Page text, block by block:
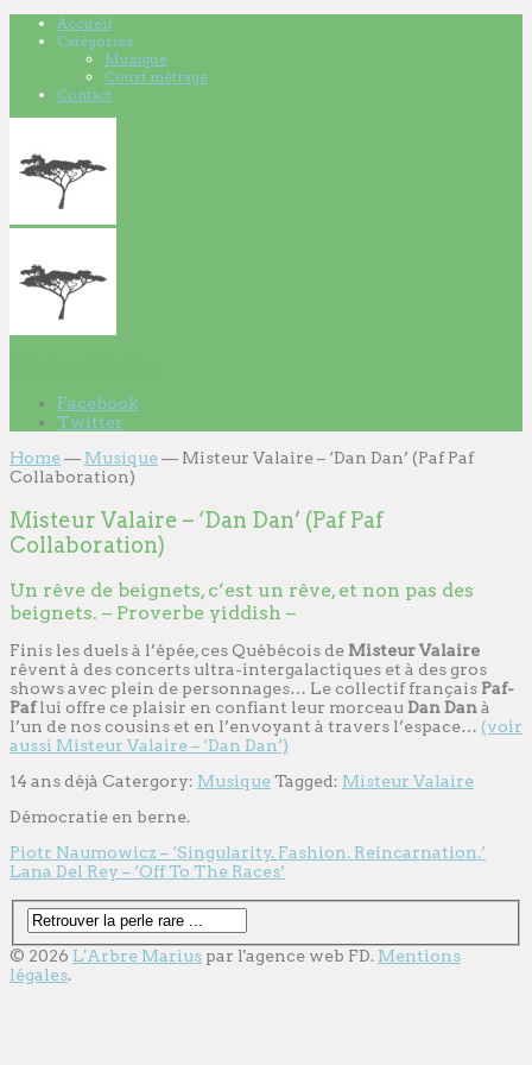
Accueil
Catégories
Musique
Court métrage
Contact
Facebook
Twitter
Home— Musique— Misteur Valaire – ‘Dan Dan’ (Paf Paf
Collaboration)
Misteur Valaire – ‘Dan Dan’ (Paf Paf
Collaboration)
Un rêve de beignets, c’est un rêve, et non pas des
beignets. – Proverbe yiddish –
Finis les duels à l’épée, ces Québécois de Misteur Valaire
rêvent à des concerts ultra-intergalactiques et à des gros
shows avec plein de personnages… Le collectif français Paf-
Paflui offre ce plaisir en confiant leur morceauDan Danà
l’un de nos cousins et en l’envoyant à travers l’espace… (voir
aussi Misteur Valaire – ‘Dan Dan’)
14 ans déjà Catergory: MusiqueTagged: Misteur Valaire
Démocratie en berne.
Piotr Naumowicz – ‘Singularity. Fashion. Reincarnation.’
Lana Del Rey – ‘Off To The Races’
© 2026 L'Arbre Marius par l'agence web FD. Mentions
légales.